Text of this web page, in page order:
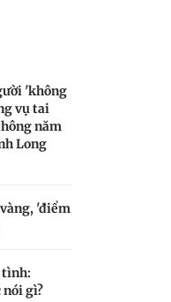
'không
vụ tai
năm
Long
'điểm
tình:
nói gì?